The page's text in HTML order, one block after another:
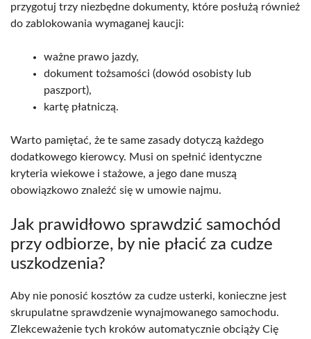
przygotuj trzy niezbędne dokumenty, które posłużą również
do zablokowania wymaganej kaucji:
ważne prawo jazdy,
dokument tożsamości (dowód osobisty lub
paszport),
kartę płatniczą.
Warto pamiętać, że te same zasady dotyczą każdego
dodatkowego kierowcy. Musi on spełnić identyczne
kryteria wiekowe i stażowe, a jego dane muszą
obowiązkowo znaleźć się w umowie najmu.
Jak prawidłowo sprawdzić samochód
przy odbiorze, by nie płacić za cudze
uszkodzenia?
Aby nie ponosić kosztów za cudze usterki, konieczne jest
skrupulatne sprawdzenie wynajmowanego samochodu.
Zlekceważenie tych kroków automatycznie obciąży Cię